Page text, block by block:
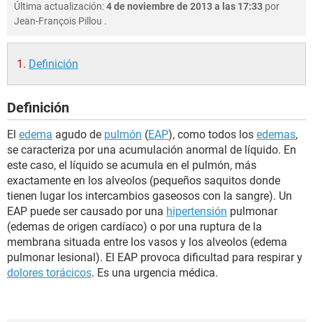
NUTRICIÓN
SEXUALIDAD
Última actualización:4 de noviembre de 2013 a las 17:33 por
Jean-François Pillou .
Definición
Definición
El edema agudo de pulmón (EAP), como todos los edemas,
se caracteriza por una acumulación anormal de líquido. En
este caso, el líquido se acumula en el pulmón, más
exactamente en los alveolos (pequeños saquitos donde
tienen lugar los intercambios gaseosos con la sangre). Un
EAP puede ser causado por una hipertensión pulmonar
(edemas de origen cardíaco) o por una ruptura de la
membrana situada entre los vasos y los alveolos (edema
pulmonar lesional). El EAP provoca dificultad para respirar y
dolores torácicos. Es una urgencia médica.